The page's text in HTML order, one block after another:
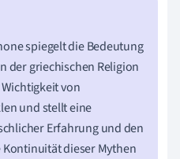
spiegelt die Bedeutung
der griechischen Religion
von
und stellt eine
Erfahrung und den
dieser Mythen